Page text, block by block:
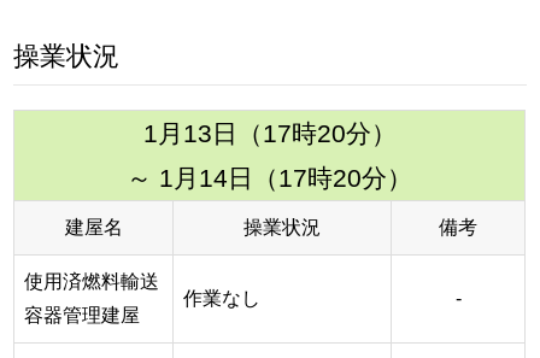
操業状況
1月13日（17時20分）
～ 1月14日（17時20分）
建屋名 操業状況 備考
使用済燃料輸送
容器管理建屋
作業なし -